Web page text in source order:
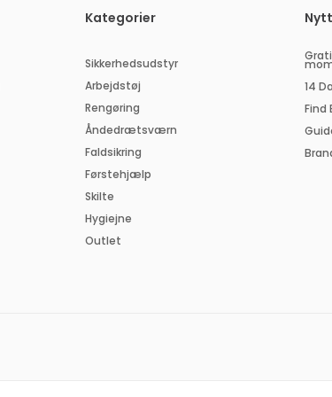
Kategorier
Sikkerhedsudstyr
Arbejdstøj
Rengøring
Åndedrætsværn
Faldsikring
Førstehjælp
Skilte
Hygiejne
Outlet
14
Find